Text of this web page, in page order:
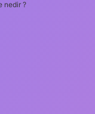
nedir ?